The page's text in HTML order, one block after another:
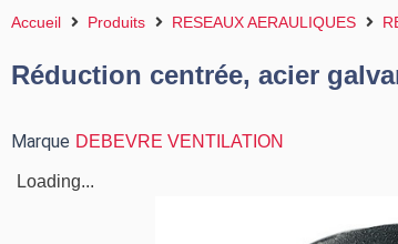
Accueil Produits RESEAUX AERAULIQUES
Réduction centrée, acier
Marque DEBEVRE VENTILATION
Loading...